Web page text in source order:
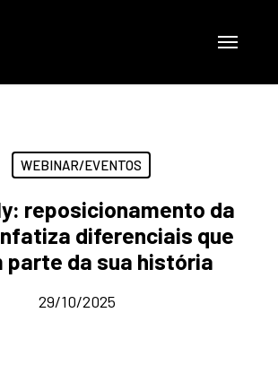
Menu
WEBINAR/EVENTOS
reposicionamento da
diferenciais que
parte da sua história
29/10/2025